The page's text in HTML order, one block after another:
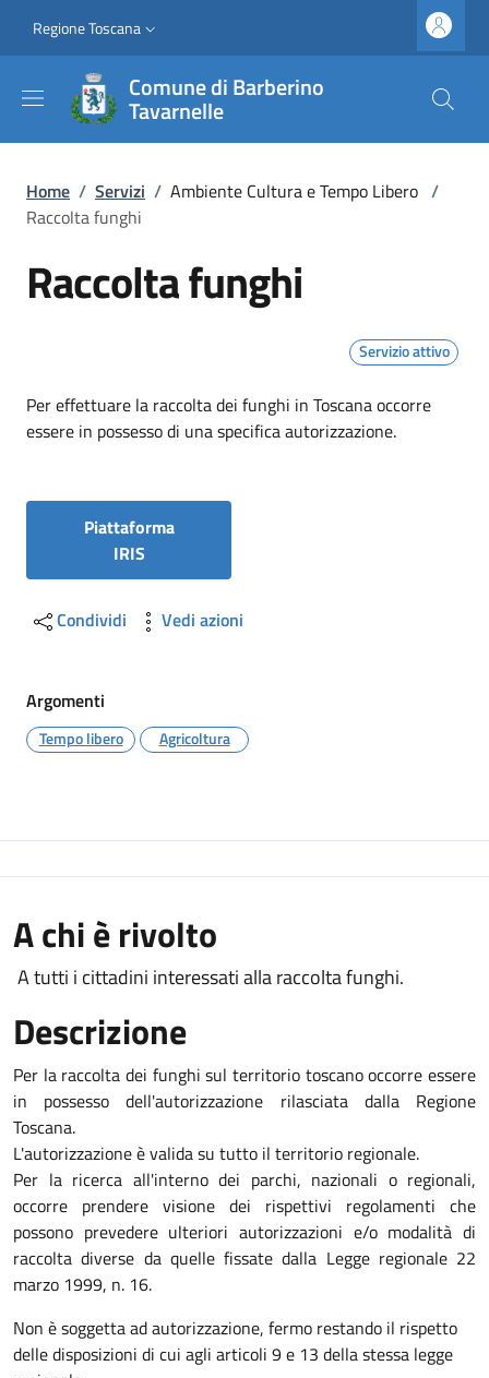
Slim top
Regione Toscana
Comune di Barberino
Tavarnelle
Briciole di pane
Home / Servizi / Ambiente Cultura e Tempo Libero /
Raccolta funghi
Raccolta funghi
Servizio attivo
Dettagli
Per effettuare la raccolta dei funghi in Toscana occorre
essere in possesso di una specifica autorizzazione.
Piattaforma
IRIS
Condividi Vedi azioni
Argomenti
Tempo libero Agricoltura
A chi è rivolto
A tutti i cittadini interessati alla raccolta funghi.
Descrizione
Per la raccolta dei funghi sul territorio toscano occorre essere
in possesso dell'autorizzazione rilasciata dalla Regione
Toscana.
L'autorizzazione è valida su tutto il territorio regionale.
Per la ricerca all'interno dei parchi, nazionali o regionali,
occorre prendere visione dei rispettivi regolamenti che
possono prevedere ulteriori autorizzazioni e/o modalità di
raccolta diverse da quelle fissate dalla Legge regionale 22
marzo 1999, n. 16.
Non è soggetta ad autorizzazione, fermo restando il rispetto
delle disposizioni di cui agli articoli 9 e 13 della stessa legge